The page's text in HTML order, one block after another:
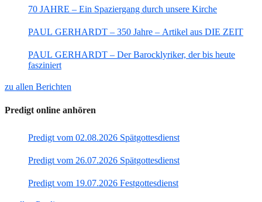
70 JAHRE – Ein Spaziergang durch unsere Kirche
PAUL GERHARDT – 350 Jahre – Artikel aus DIE ZEIT
PAUL GERHARDT – Der Barocklyriker, der bis heute
fasziniert
zu allen Berichten
Predigt online anhören
Predigt vom 02.08.2026 Spätgottesdienst
Predigt vom 26.07.2026 Spätgottesdienst
Predigt vom 19.07.2026 Festgottesdienst